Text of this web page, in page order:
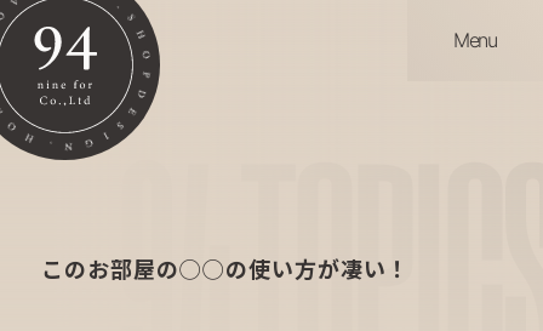
Menu
このお部屋の◯◯の使い方が凄い！